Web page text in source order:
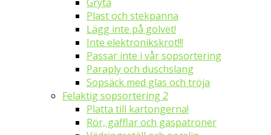
Plast och stekpanna
Lägg inte på golvet!
Inte elektronikskrot!!!
Passar inte i vår sopsortering
Paraply och duschslang
Sopsäck med glas och tröja
Felaktig sopsortering 2
Platta till kartongerna!
Rör, gafflar och gaspatroner